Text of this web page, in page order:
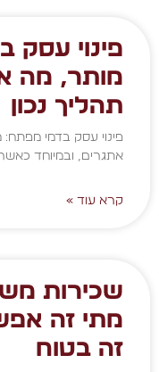
פינוי
מותר, מה
תהליך נכון
פינוי עסק בדמי מפתח:
אתגרים, ובמיוחד
קרא עוד »
שכירות
מתי זה
זה בטוח